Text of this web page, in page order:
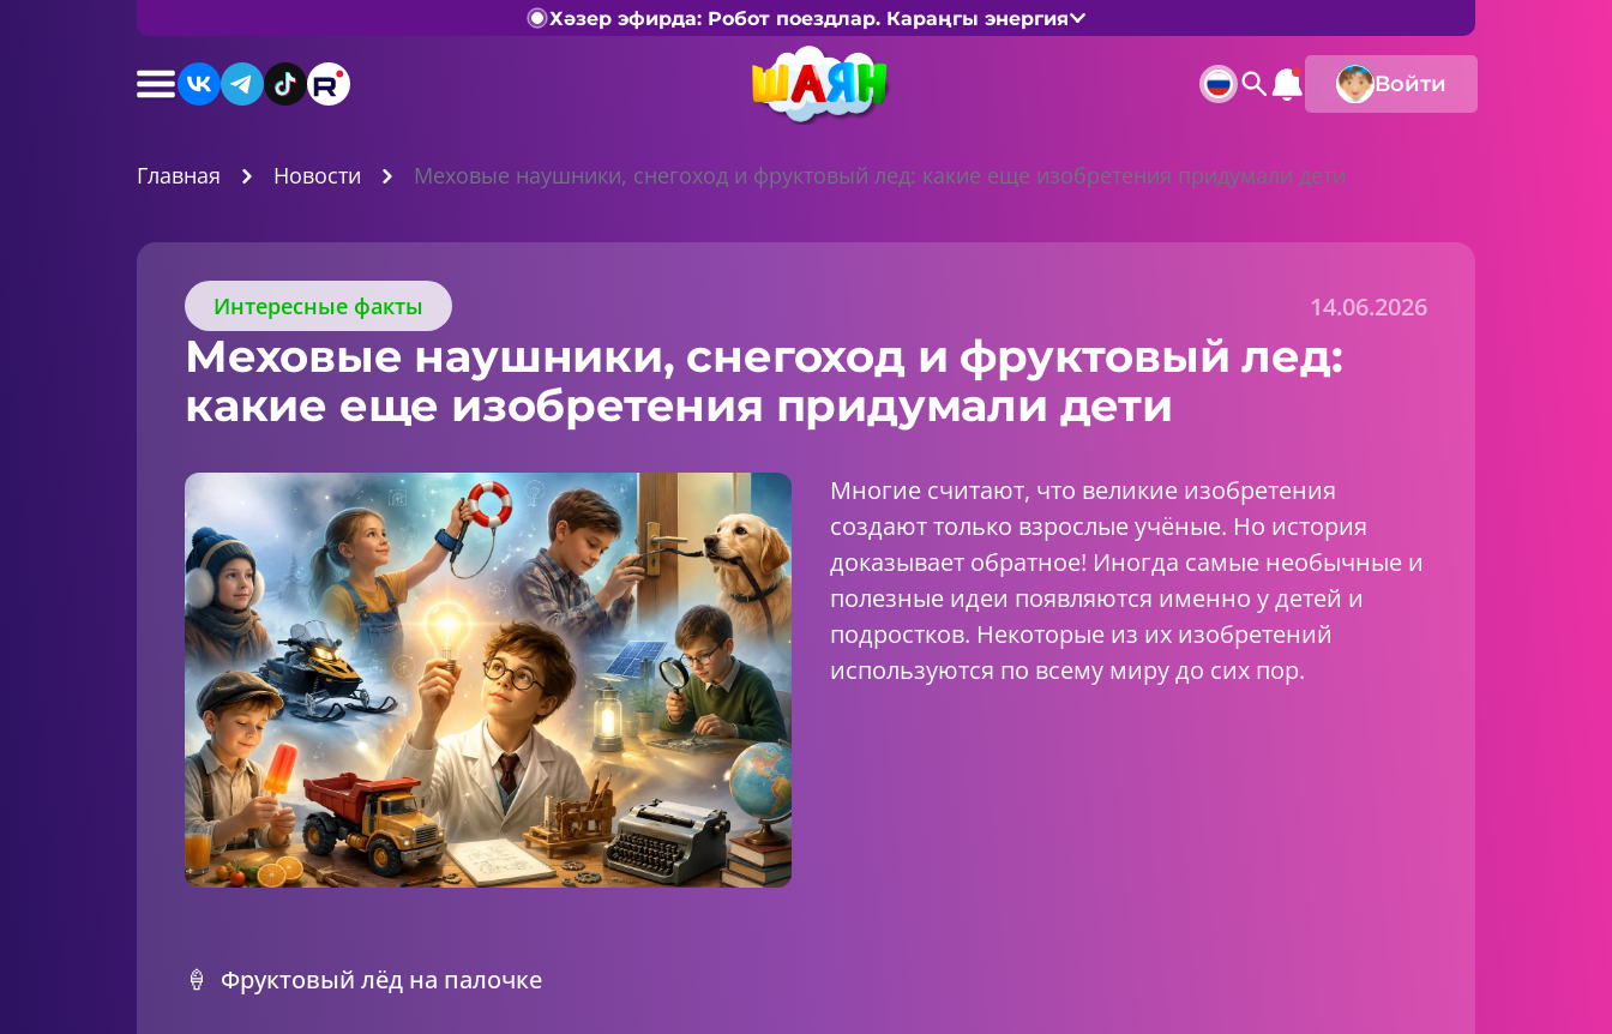
Хәзер эфирда: Робот поездлар. Караңгы энергия
Войти
Главная Новости Меховые наушники, снегоход и фруктовый лед: какие еще изобретения придумали дети
Интересные факты 14.06.2026
Меховые наушники, снегоход и фруктовый лед:
какие еще изобретения придумали дети
Многие считают, что великие изобретения
создают только взрослые учёные. Но история
доказывает обратное! Иногда самые необычные и
полезные идеи появляются именно у детей и
подростков. Некоторые из их изобретений
используются по всему миру до сих пор.
🍦 Фруктовый лёд на палочке